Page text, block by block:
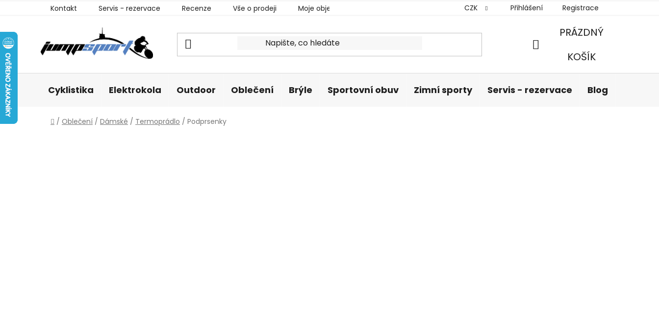
Kontakt Servis - rezervace Recenze Vše o prodeji Moje objednávka CZK Přihlášení Registrace
NÁKUPNÍ
PRÁZDNÝ
KOŠÍK
Cyklistika Elektrokola Outdoor Oblečení Brýle Sportovní obuv Zimní sporty Servis - rezervace Blog
Domů
/ Oblečení / Dámské / Termoprádlo / Podprsenky